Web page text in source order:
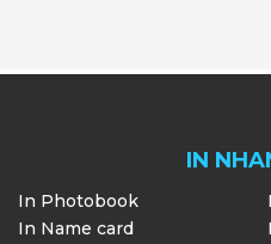
IN
In Photobook
In Name card